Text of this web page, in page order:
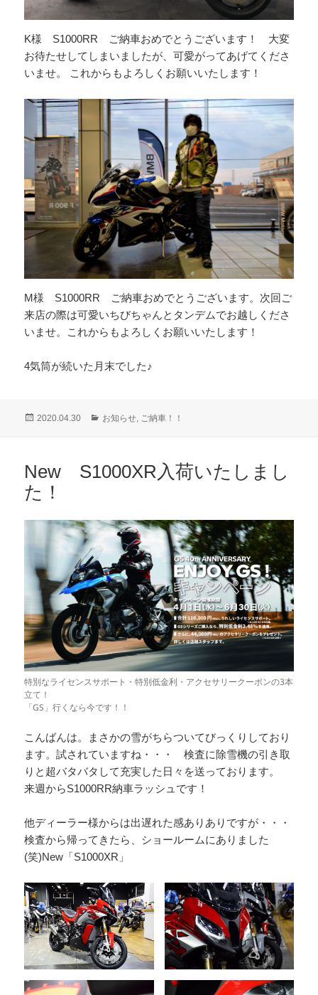
K様 S1000RR ご納車おめでとうございます！ 大変
お待たせしてしまいましたが、可愛がってあげてくださ
いませ。 これからもよろしくお願いいたします！
M様 S1000RR ご納車おめでとうございます。次回ご
来店の際は可愛いちびちゃんとタンデムでお越しくださ
いませ。これからもよろしくお願いいたします！
4気筒が続いた月末でした♪
投
2020.04.30
カ
ー
お知らせ ご納車！！
New S1000XR入荷いたしまし
た！
特別なライセンスサポート・特別低金利・アクセサリークーポンの3本
立て！
「GS」行くなら今です！！
こんばんは。まさかの雪がちらついてびっくりしており
ます。試されていますね・・・ 検査に除雪機の引き取
りと超バタバタして充実した日々を送っております。
来週からS1000RR納車ラッシュです！
他ディーラー様からは出遅れた感ありありですが・・・
検査から帰ってきたら、ショールームにありました
(笑)New「S1000XR」